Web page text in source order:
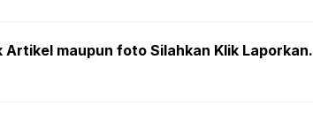
maupun foto Silahkan Klik